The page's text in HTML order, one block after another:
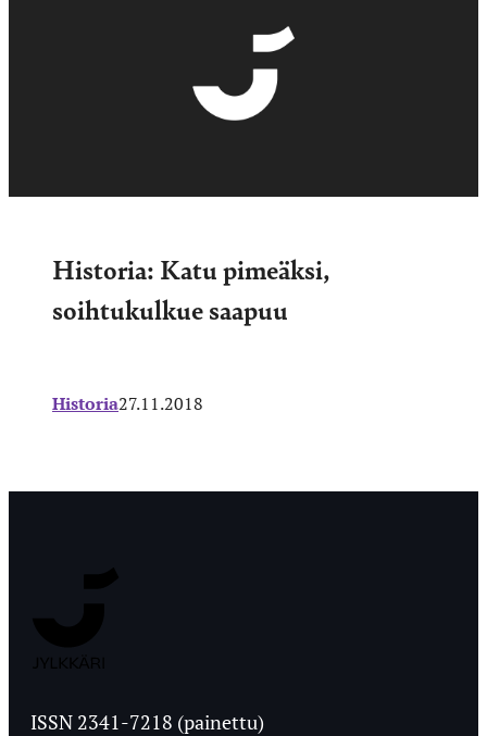
Historia: Katu pimeäksi,
soihtukulkue saapuu
Historia27.11.2018
Ylioppilaslehti
ISSN 2341-7218 (painettu)